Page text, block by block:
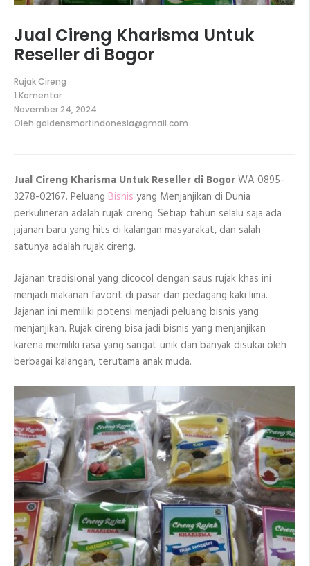
Jual Cireng Kharisma Untuk
Reseller di Bogor
Rujak Cireng
1 Komentar
pada
Jual
Cireng
Bogor
November 24, 2024
Oleh goldensmartindonesia@gmail.com
Jual Cireng Kharisma Untuk Reseller di BogorWA 0895-
3278-02167. Peluang Bisnis yang Menjanjikan di Dunia
perkulineran adalah rujak cireng. Setiap tahun selalu saja ada
jajanan baru yang hits di kalangan masyarakat, dan salah
satunya adalah rujak cireng.
Jajanan tradisional yang dicocol dengan saus rujak khas ini
menjadi makanan favorit di pasar dan pedagang kaki lima.
Jajanan ini memiliki potensi menjadi peluang bisnis yang
menjanjikan. Rujak cireng bisa jadi bisnis yang menjanjikan
karena memiliki rasa yang sangat unik dan banyak disukai oleh
berbagai kalangan, terutama anak muda.